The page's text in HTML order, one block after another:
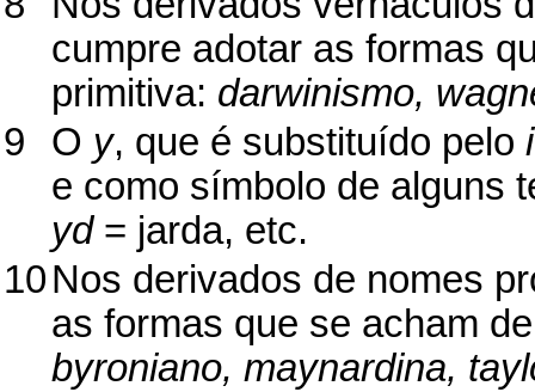
cumpre adotar as formas
primitiva: darwinismo,
9
O y, que é substituído pelo i
e como símbolo de alguns
yd= jarda, etc.
10Nos derivados de nomes
as formas que se acham
byroniano, maynardina,